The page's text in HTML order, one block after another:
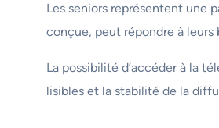
Les seniors représentent une
conçue, peut répondre à
La possibilité d’accéder à la
lisibles et la stabilité de la